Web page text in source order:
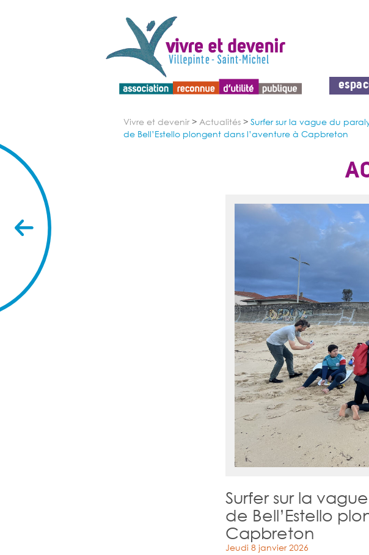
Vivre et devenir > Actualités > Surfer sur la vague du
de Bell’Estello plongent dans l’aventure à Capbreton
Surfer sur la
de Bell’Estello
Capbreton
Jeudi 8 janvier 2026